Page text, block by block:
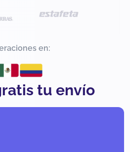
en:
tu envío